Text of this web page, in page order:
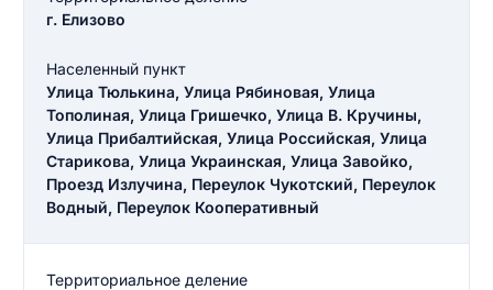
г. Елизово
Населенный пункт
Улица Тюлькина, Улица Рябиновая, Улица
Тополиная, Улица Гришечко, Улица В. Кручины,
Улица Прибалтийская, Улица Российская, Улица
Старикова, Улица Украинская, Улица Завойко,
Проезд Излучина, Переулок Чукотский, Переулок
Водный, Переулок Кооперативный
Территориальное деление